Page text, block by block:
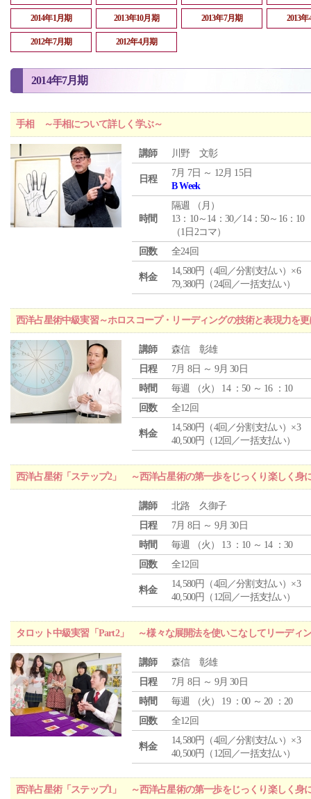
2014年1月期 2013年10月期 2013年7月期 2013
2012年7月期 2012年4月期
2014年7月期
手相 ～手相について詳しく学ぶ～
講師 川野 文彰
日程
7月 7日 ～ 12月 15日
B Week
時間
隔週 （ 月 ）
13：10～14：30／14：50～16：10
（1日2コマ）
回数
全24回
料金
14,580円（4回／分割支払い）×6
79,380円（24回／一括支払い）
西洋占星術中級実習～ホロスコープ・リーディングの技術と表現力を
講師
森信 彰雄
日程
7月 8日 ～ 9月 30日
時間
毎週 （火 ） 14 ：50 ～ 16 ：10
回数
全12回
料金
14,580円（4回／分割支払い）×3
40,500円（12回／一括支払い）
西洋占星術「ステップ2」 ～西洋占星術の第一歩をじっくり楽しく身
講師
北路 久御子
日程
7月 8日 ～ 9月 30日
時間
毎週 （火 ） 13 ：10 ～ 14 ：30
回数
全12回
料金
14,580円（4回／分割支払い）×3
40,500円（12回／一括支払い）
タロット中級実習「Part2」 ～様々な展開法を使いこなしてリーディ
講師
森信 彰雄
日程
7月 8日 ～ 9月 30日
時間
毎週 （火 ） 19 ：00 ～ 20 ：20
回数
全12回
料金
14,580円（4回／分割支払い）×3
40,500円（12回／一括支払い）
西洋占星術「ステップ1」 ～西洋占星術の第一歩をじっくり楽しく身